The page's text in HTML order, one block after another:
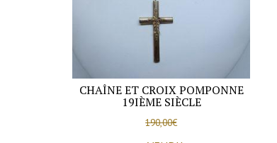
CHAÎNE ET CROIX POMPONNE
19IÈME SIÈCLE
190,00€